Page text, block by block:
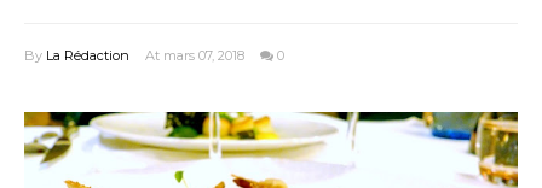
By La Rédaction At mars 07, 2018 0